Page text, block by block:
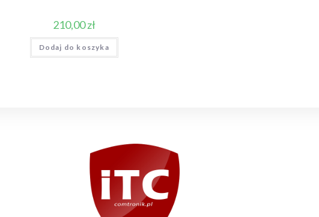
210,00zł
Dodaj do koszyka